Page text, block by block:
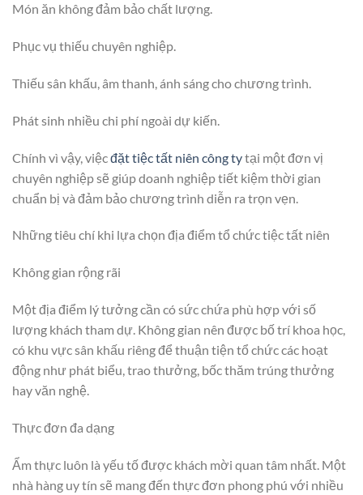
Món ăn không đảm bảo chất lượng.
Phục vụ thiếu chuyên nghiệp.
Thiếu sân khấu, âm thanh, ánh sáng cho chương trình.
Phát sinh nhiều chi phí ngoài dự kiến.
Chính vì vậy, việcđặt tiệc tất niên công tytại một đơn vị
chuyên nghiệp sẽ giúp doanh nghiệp tiết kiệm thời gian
chuẩn bị và đảm bảo chương trình diễn ra trọn vẹn.
Những tiêu chí khi lựa chọn địa điểm tổ chức tiệc tất niên
Không gian rộng rãi
Một địa điểm lý tưởng cần có sức chứa phù hợp với số
lượng khách tham dự. Không gian nên được bố trí khoa học,
có khu vực sân khấu riêng để thuận tiện tổ chức các hoạt
động như phát biểu, trao thưởng, bốc thăm trúng thưởng
hay văn nghệ.
Thực đơn đa dạng
Ẩm thực luôn là yếu tố được khách mời quan tâm nhất. Một
nhà hàng uy tín sẽ mang đến thực đơn phong phú với nhiều